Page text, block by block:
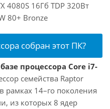
4080S 16Гб TDP 320Вт
80+ Bronze
собран этот ПК?
процессора Core i7-
семейства Raptor
рамках 14–го поколения
из которых 8 ядер